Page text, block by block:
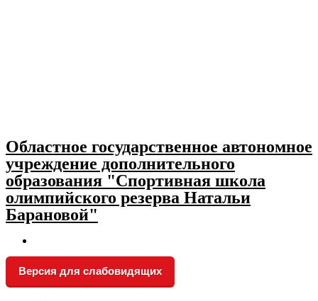
Областное государственное автономное
учреждение дополнительного
образования "Спортивная школа
олимпийского резерва Натальи
Барановой"
Версия для слабовидящих